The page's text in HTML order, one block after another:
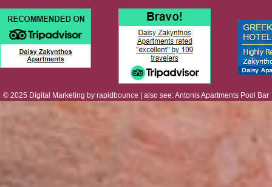
© 2025 Digital Marketing by rapidbounce | also see:Antonis Apartments Pool Bar